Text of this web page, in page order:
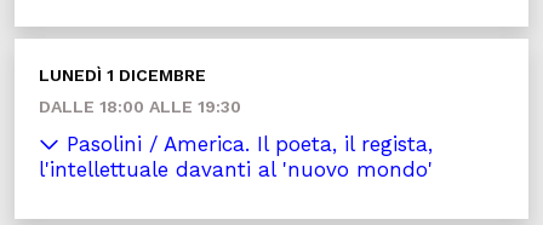
LUNEDÌ 1 DICEMBRE
DALLE 18:00 ALLE 19:30
Pasolini / America. Il poeta, il regista,
l'intellettuale davanti al 'nuovo mondo'